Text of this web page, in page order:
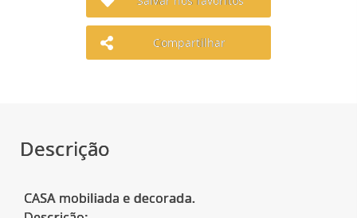
Compartilhar
Descrição
CASA mobiliada e decorada.